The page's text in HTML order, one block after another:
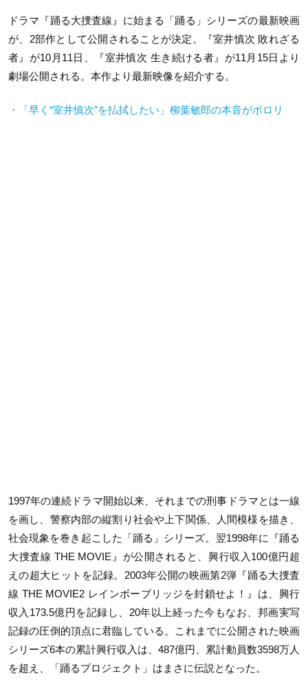
ドラマ『踊る大捜査線』に始まる「踊る」シリーズの最新映画
が、2部作として公開されることが決定。『室井慎次 敗れざる
者』が10月11日、『室井慎次 生き続ける者』が11月15日より
劇場公開される。本作より最新映像を紹介する。
・「早く“室井慎次”を払拭したい」柳葉敏郎の本音がポロリ
1997年の連続ドラマ開始以来、それまでの刑事ドラマとは一線
を画し、警察内部の縦割り社会や上下関係、人間模様を描き、
社会現象を巻き起こした「踊る」シリーズ。翌1998年に『踊る
大捜査線 THE MOVIE』が公開されると、興行収入100億円超
えの超大ヒットを記録。2003年公開の映画第2弾『踊る大捜査
線 THE MOVIE2 レインボーブリッジを封鎖せよ！』は、興行
収入173.5億円を記録し、20年以上経った今もなお、邦画実写
記録の圧倒的頂点に君臨している。これまでに公開された映画
シリーズ6本の累計興行収入は、487億円、累計動員数3598万人
を超え、「踊るプロジェクト」はまさに伝説となった。